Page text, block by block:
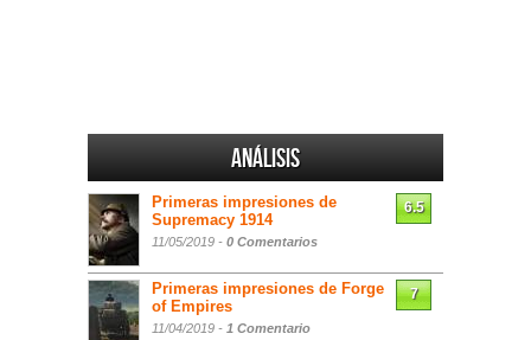
Análisis
Primeras impresiones de
Supremacy 1914
11/05/2019 - 0 Comentarios
6.5
Primeras impresiones de Forge
of Empires
11/04/2019 - 1 Comentario
7